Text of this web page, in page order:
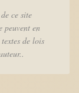
ce site
peuvent en
de lois